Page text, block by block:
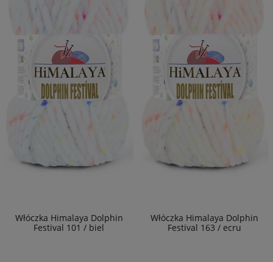
Włóczka Himalaya Dolphin
Festival 101 / biel
Włóczka Himalaya Dolphin
Festival 163 / ecru